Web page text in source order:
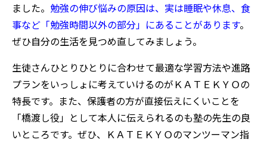
ました。 勉強の伸び悩みの原因は、実は睡眠や休息、食
事など「勉強時間以外の部分」にあることがあります。
ぜひ自分の生活を見つめ直してみましょう。
生徒さんひとりひとりに合わせて最適な学習方法や進路
プランをいっしょに考えていけるのがＫＡＴＥＫＹＯの
特長です。また、保護者の方が直接伝えにくいことを
「橋渡し役」として本人に伝えられるのも塾の先生の良
いところです。ぜひ、ＫＡＴＥＫＹＯのマンツーマン指